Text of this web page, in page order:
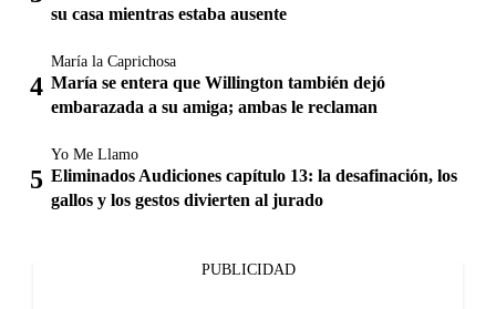
su casa mientras estaba ausente
María la Caprichosa
María se entera que Willington también dejó
embarazada a su amiga; ambas le reclaman
Yo Me Llamo
Eliminados Audiciones capítulo 13: la desafinación, los
gallos y los gestos divierten al jurado
PUBLICIDAD